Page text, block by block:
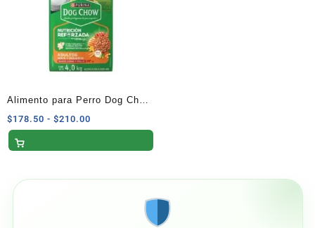
Alimento para Perro Dog Chow
Extra Life Adulto Minis y
Pequeños 4 kg
$178.50 - $210.00
de
$178.50